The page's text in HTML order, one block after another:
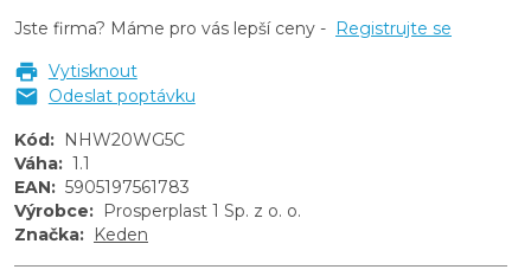
Jste firma? Máme pro vás lepší ceny - Registrujte se
Vytisknout
Odeslat poptávku
Kód: NHW20WG5C
Váha: 1.1
EAN: 5905197561783
Výrobce: Prosperplast 1 Sp. z o. o.
Značka: Keden